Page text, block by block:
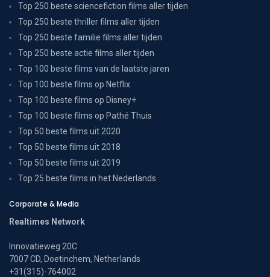
Top 250 beste sciencefiction films aller tijden
Top 250 beste thriller films aller tijden
Top 250 beste familie films aller tijden
Top 250 beste actie films aller tijden
Top 100 beste films van de laatste jaren
Top 100 beste films op Netflix
Top 100 beste films op Disney+
Top 100 beste films op Pathé Thuis
Top 50 beste films uit 2020
Top 50 beste films uit 2018
Top 50 beste films uit 2019
Top 25 beste films in het Nederlands
Corporate & Media
Realtimes Network
Innovatieweg 20C
7007 CD, Doetinchem, Netherlands
+31(315)-764002